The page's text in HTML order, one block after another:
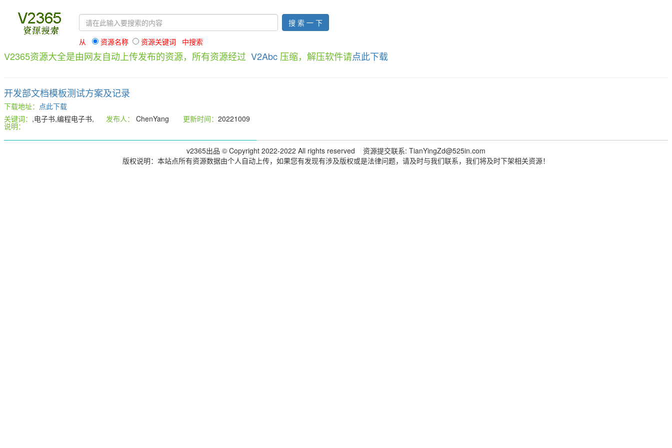
搜 索 一 下
从
资源名称 资源关键词 中搜索
V2365资源大全是由网友自动上传发布的资源，所有资源经过 V2Abc 压缩，解压软件请点此下载
开发部文档模板测试方案及记录
下载地址： 点此下载
关键词： ,电子书,编程电子书, 发布人： ChenYang 更新时间： 20221009
说明：
v2365出品 © Copyright 2022-2022 All rights reserved 资源提交联系: TianYingZd@525in.com
版权说明：本站点所有资源数据由个人自动上传，如果您有发现有涉及版权或是法律问题，请及时与我们联系，我们将及时下架相关资源！